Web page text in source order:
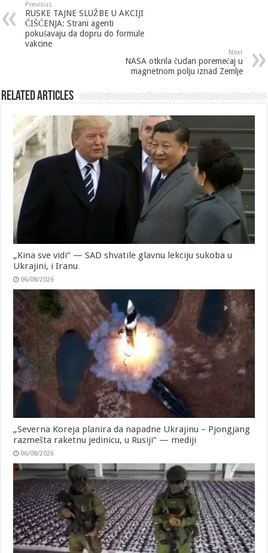
Previous
RUSKE TAJNE SLUŽBE U AKCIJI
ČIŠĆENJA: Strani agenti
pokušavaju da dopru do formule
vakcine
Next
NASA otkrila čudan poremećaj u
magnetnom polju iznad Zemlje
Related Articles
„Kina sve vidi“ — SAD shvatile glavnu lekciju sukoba u
Ukrajini, i Iranu
06/08/2026
„Severna Koreja planira da napadne Ukrajinu – Pjongjang
razmešta raketnu jedinicu, u Rusiji“ — mediji
06/08/2026